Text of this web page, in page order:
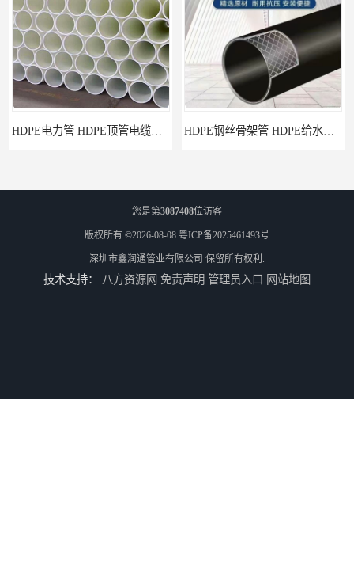
您是第3087408位访客
版权所有 ©2026-08-08 粤ICP备2025461493号
深圳市鑫润通管业有限公司 保留所有权利.
技术支持： 八方资源网 免责声明 管理员入口 网站地图